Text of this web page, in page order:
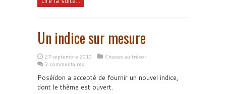
Un indice sur mesure
27 septembre 2010
Chasses au trésor
3 commentaires
Poséïdon a accepté de fournir un nouvel indice,
dont le thème est ouvert.